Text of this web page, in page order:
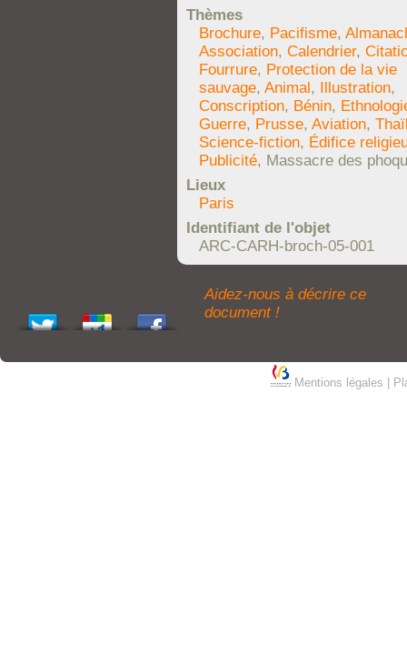
Thèmes
Brochure, Pacifisme,
Association, Calendrier,
Fourrure, Protection de la vie
sauvage, Animal, Illustration,
Conscription, Bénin,
Guerre, Prusse, Aviation,
Science-fiction, Édifice
Publicité, Massacre des
Lieux
Paris
Identifiant de l'objet
ARC-CARH-broch-05-001
Aidez-nous à décrire ce
document !
Mentions légales